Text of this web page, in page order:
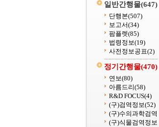
일반간행물(647)
단행본(507)
보고서(34)
팜플렛(85)
법령정보(19)
사전정보공표(2)
정기간행물(470)
연보(80)
아름드리(58)
R&D FOCUS(4)
(구)검역정보(52)
(구)수의과학검역
(구)식물검역정보